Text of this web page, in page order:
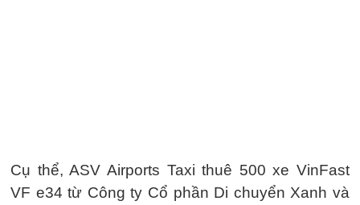
Cụ thể, ASV Airports Taxi thuê 500 xe VinFast
VF e34 từ Công ty Cổ phần Di chuyển Xanh và